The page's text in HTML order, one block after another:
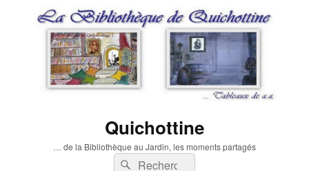
Quichottine
… de la Bibliothèque au Jardin, les moments partagés
Recherche :
Rechercher